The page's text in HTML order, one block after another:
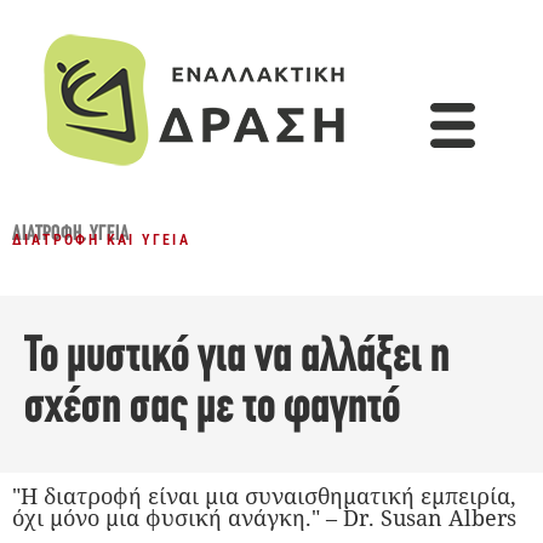
ΔΙΑΤΡΟΦΉ,ΥΓΕΊΑ
ΔΙΑΤΡΟΦΉ ΚΑΙ ΥΓΕΊΑ
Το μυστικό για να αλλάξει η
σχέση σας με το φαγητό
"Η διατροφή είναι μια συναισθηματική εμπειρία,
όχι μόνο μια φυσική ανάγκη." – Dr. Susan Albers